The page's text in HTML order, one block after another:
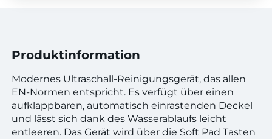
Produktinformation
Modernes Ultraschall-Reinigungsgerät, das allen
EN-Normen entspricht. Es verfügt über einen
aufklappbaren, automatisch einrastenden Deckel
und lässt sich dank des Wasserablaufs leicht
entleeren. Das Gerät wird über die Soft Pad Tasten